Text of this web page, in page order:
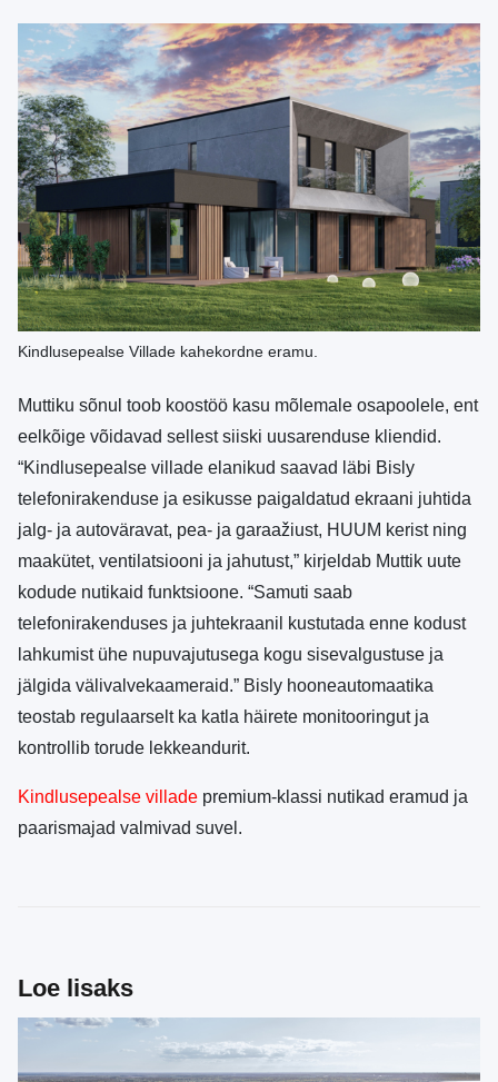
Kindlusepealse Villade kahekordne eramu.
Muttiku sõnul toob koostöö kasu mõlemale osapoolele, ent
eelkõige võidavad sellest siiski uusarenduse kliendid.
“Kindlusepealse villade elanikud saavad läbi Bisly
telefonirakenduse ja esikusse paigaldatud ekraani juhtida
jalg- ja autoväravat, pea- ja garaažiust, HUUM kerist ning
maakütet, ventilatsiooni ja jahutust,” kirjeldab Muttik uute
kodude nutikaid funktsioone. “Samuti saab
telefonirakenduses ja juhtekraanil kustutada enne kodust
lahkumist ühe nupuvajutusega kogu sisevalgustuse ja
jälgida välivalvekaameraid.” Bisly hooneautomaatika
teostab regulaarselt ka katla häirete monitooringut ja
kontrollib torude lekkeandurit.
Kindlusepealse villade premium-klassi nutikad eramud ja
paarismajad valmivad suvel.
Loe lisaks